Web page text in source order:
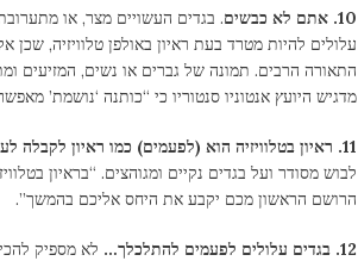
10. אתם לא כבשים
. בגדים העשויים מצר, או
עלולים להיות מטרד בעת ראיון באולפן טלוויזיה,
התאורה הרבים. תמונה של גברים או נשים, המזיעים
מדגיש היועץ אנטוניו סנטוריו כי “כותנה ‘נושמת’
11. ראיון בטלוויזיה הוא (לפעמים) כמו ראיון לקבלה לעבודה.
לבוש מסודר ועל בגדים נקיים ומגוהצים. “בראיון
הרושם הראשון מכם יקבע את היחס אליכם בהמשך”.
12. בגדים עלולים לפעמים להתלכלך…
לא מספיק